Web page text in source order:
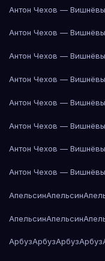
Антон Чехов —
Антон Чехов —
Антон Чехов —
Антон Чехов —
Антон Чехов —
Антон Чехов —
Антон Чехов —
Антон Чехов —
АпельсинАпельсин
АпельсинАпельсин
АрбузАрбузАрбузАрбуз